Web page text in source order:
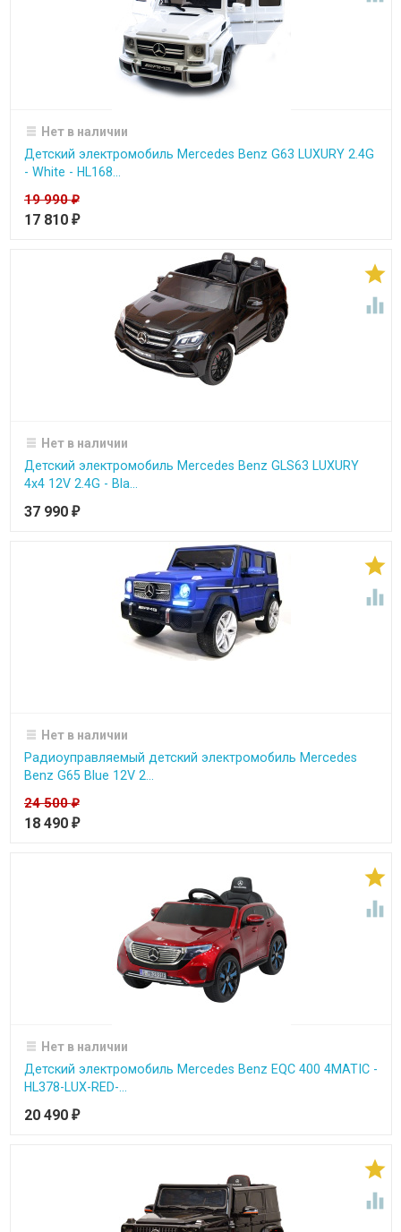
Нет в наличии
Детский электромобиль Mercedes Benz G63 LUXURY 2.4G
- White - HL168...
19 990₽
17 810 ₽


Нет в наличии
Детский электромобиль Mercedes Benz GLS63 LUXURY
4x4 12V 2.4G - Bla...
37 990 ₽


Нет в наличии
Радиоуправляемый детский электромобиль Mercedes
Benz G65 Blue 12V 2...
24 500₽
18 490 ₽


Нет в наличии
Детский электромобиль Mercedes Benz EQC 400 4MATIC -
HL378-LUX-RED-...
20 490 ₽

